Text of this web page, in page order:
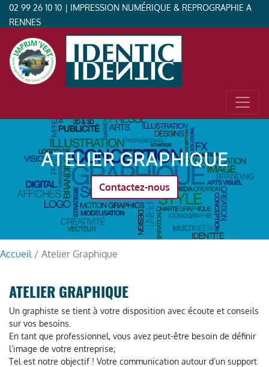
02 99 26 10 10 | IMPRESSION NUMÉRIQUE & REPROGRAPHIE A
RENNES
ATELIER GRAPHIQUE
Contactez-nous
Accueil / Atelier Graphique
ATELIER GRAPHIQUE
Un graphiste se tient à votre disposition avec écoute et conseils
sur vos besoins.
En tant que professionnel, vous avez peut-être besoin de définir
l’image de votre entreprise;
Tel est notre objectif ! Votre communication autour d’un support